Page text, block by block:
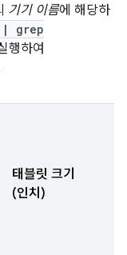
기기 이름에 해당하
grep
행하여
태블릿 크기
(인치)